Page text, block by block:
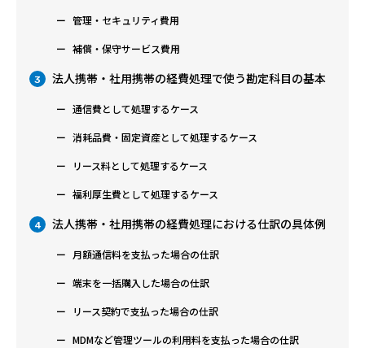
管理・セキュリティ費用
補償・保守サービス費用
3 法人携帯・社用携帯の経費処理で使う勘定科目の基本
通信費として処理するケース
消耗品費・固定資産として処理するケース
リース料として処理するケース
福利厚生費として処理するケース
4 法人携帯・社用携帯の経費処理における仕訳の具体例
月額通信料を支払った場合の仕訳
端末を一括購入した場合の仕訳
リース契約で支払った場合の仕訳
MDMなど管理ツールの利用料を支払った場合の仕訳